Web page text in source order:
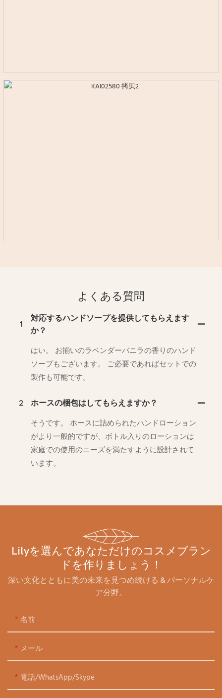
よくある質問
1
対応するハンドソープを提供してもらえます
か？
はい。 お揃いのラベンダーバニラの香りのハンド
ソープもございます。 ご必要であればセットでの
製作も可能です。
2 ホースの梱包はしてもらえますか？
そうです。 ホースに詰められたハンドローション
がより一般的ですが、ボトル入りのローションは
家庭での使用のニーズを満たすように設計されて
います。
Lilyを選んであなただけのコスメブラン
ドを作りましょう！
深い文化とともに美の未来を見つめ続ける & パーソナルケ
ア分野。
名前
メール
電話/WhatsApp/Skype